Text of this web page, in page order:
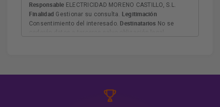
Responsable ELECTRICIDAD MORENO CASTILLO, S.L.
Finalidad Gestionar su consulta. Legitimación
Consentimiento del interesado. Destinatarios No se